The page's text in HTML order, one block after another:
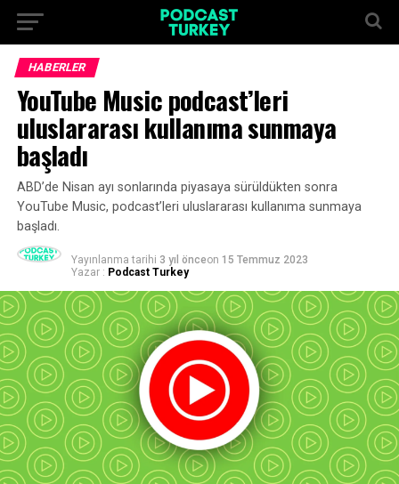
HABERLER
YouTube Music podcast’leri
uluslararası kullanıma sunmaya
başladı
ABD’de Nisan ayı sonlarında piyasaya sürüldükten sonra
YouTube Music, podcast’leri uluslararası kullanıma sunmaya
başladı.
Yayınlanma tarihi 3 yıl önceon 15 Temmuz 2023
Yazar : Podcast Turkey